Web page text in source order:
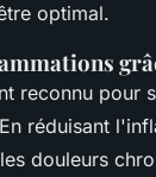
optimal.
reconnu pour
réduisant
douleurs